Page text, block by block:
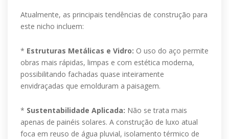
Atualmente, as principais tendências de construção para
este nicho incluem:
* Estruturas Metálicas e Vidro: O uso do aço permite
obras mais rápidas, limpas e com estética moderna,
possibilitando fachadas quase inteiramente
envidraçadas que emolduram a paisagem.
* Sustentabilidade Aplicada: Não se trata mais
apenas de painéis solares. A construção de luxo atual
foca em reuso de água pluvial, isolamento térmico de